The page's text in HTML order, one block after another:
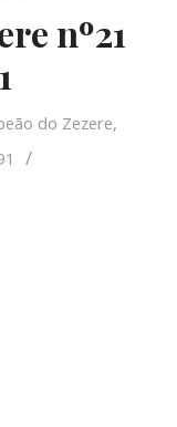
nº21
do Zezere,
/